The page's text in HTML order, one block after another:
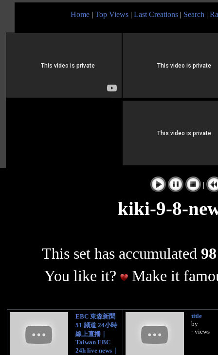
Home | Top Views | Last Creations | Search |
|
kiki-9-8-
This set has accumulated
You like it?
Make it
EBC 東森新聞
51 頻道 24小時
線上直播｜
Taiwan EBC
24h live news｜
title
by
- views